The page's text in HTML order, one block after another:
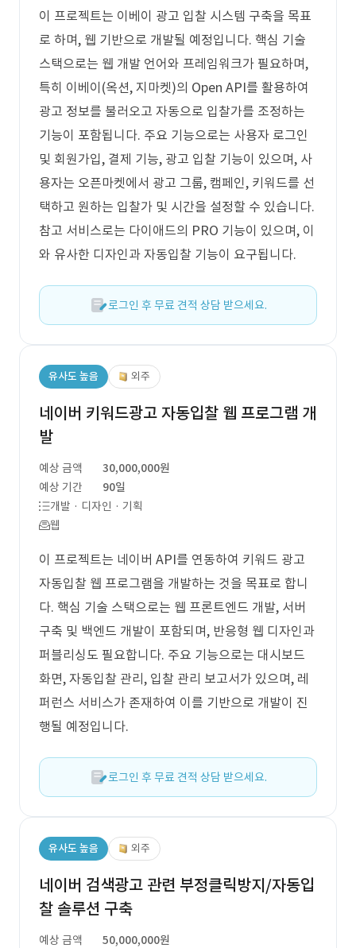
이 프로젝트는 이베이 광고 입찰 시스템 구축을 목표
로 하며, 웹 기반으로 개발될 예정입니다. 핵심 기술
스택으로는 웹 개발 언어와 프레임워크가 필요하며,
특히 이베이(옥션, 지마켓)의 Open API를 활용하여
광고 정보를 불러오고 자동으로 입찰가를 조정하는
기능이 포함됩니다. 주요 기능으로는 사용자 로그인
및 회원가입, 결제 기능, 광고 입찰 기능이 있으며, 사
용자는 오픈마켓에서 광고 그룹, 캠페인, 키워드를 선
택하고 원하는 입찰가 및 시간을 설정할 수 있습니다.
참고 서비스로는 다이애드의 PRO 기능이 있으며, 이
와 유사한 디자인과 자동입찰 기능이 요구됩니다.
로그인 후 무료 견적 상담 받으세요.
유사도 높음 외주
네이버 키워드광고 자동입찰 웹 프로그램 개
발
예상 금액
30,000,000원
예상 기간
90일
개발 · 디자인 · 기획
웹
이 프로젝트는 네이버 API를 연동하여 키워드 광고
자동입찰 웹 프로그램을 개발하는 것을 목표로 합니
다. 핵심 기술 스택으로는 웹 프론트엔드 개발, 서버
구축 및 백엔드 개발이 포함되며, 반응형 웹 디자인과
퍼블리싱도 필요합니다. 주요 기능으로는 대시보드
화면, 자동입찰 관리, 입찰 관리 보고서가 있으며, 레
퍼런스 서비스가 존재하여 이를 기반으로 개발이 진
행될 예정입니다.
로그인 후 무료 견적 상담 받으세요.
유사도 높음 외주
네이버 검색광고 관련 부정클릭방지/자동입
찰 솔루션 구축
예상 금액
50,000,000원